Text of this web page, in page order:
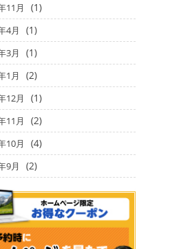
11月 (1)
4月 (1)
3月 (1)
1月 (2)
12月 (1)
11月 (2)
10月 (4)
9月 (2)